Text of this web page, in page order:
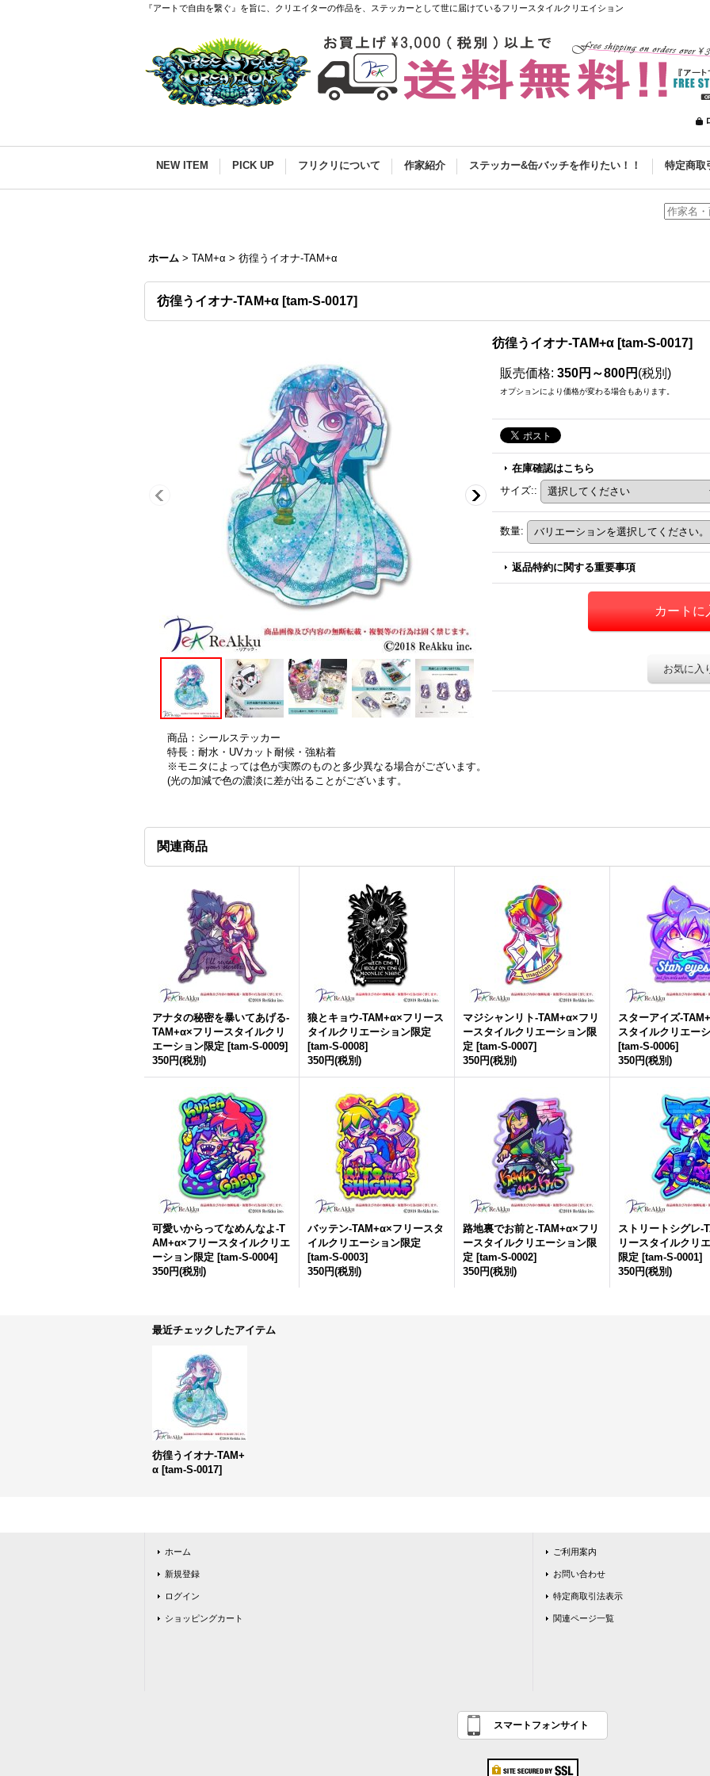
『アートで自由を繋ぐ』を旨に、クリエイターの作品を、ステッカーとして世に届けているフリースタイルクリエイション
NEW ITEM PICK UP フリクリについて 作家紹介 ステッカー&缶バッチを作りたい！！ 特定商取
ホーム > TAM+α > 彷徨うイオナ-TAM+α
彷徨うイオナ-TAM+α [tam-S-0017]
彷徨うイオナ-TAM+α [tam-S-0017]
販売価格: 350円～800円 (税別)
オプションにより価格が変わる場合もあります。
在庫確認はこちら
サイズ::
数量:
返品特約に関する重要事項
お気に入
商品：シールステッカー
特長：耐水・UVカット耐候・強粘着
※モニタによっては色が実際のものと多少異なる場合がございます。
(光の加減で色の濃淡に差が出ることがございます。
関連商品
アナタの秘密を暴いてあげる-
TAM+α×フリースタイルクリ
エーション限定 [tam-S-0009]
350円(税別)
狼とキョウ-TAM+α×フリース
タイルクリエーション限定
[tam-S-0008]
350円(税別)
マジシャンリト-TAM+α×フリ
ースタイルクリエーション限
定 [tam-S-0007]
350円(税別)
スターアイズ-
スタイルクリエー
[tam-S-0006]
350円(税別)
可愛いからってなめんなよ-T
AM+α×フリースタイルクリエ
ーション限定 [tam-S-0004]
350円(税別)
バッテン-TAM+α×フリースタ
イルクリエーション限定
[tam-S-0003]
350円(税別)
路地裏でお前と-TAM+α×フリ
ースタイルクリエーション限
定 [tam-S-0002]
350円(税別)
ストリートシグレ-
リースタイルクリ
限定 [tam-S-0001]
350円(税別)
最近チェックしたアイテム
彷徨うイオナ-TAM+
α [tam-S-0017]
ホーム
新規登録
ログイン
ショッピングカート
ご利用案内
お問い合わせ
特定商取引法表示
関連ページ一覧
スマートフォンサイト